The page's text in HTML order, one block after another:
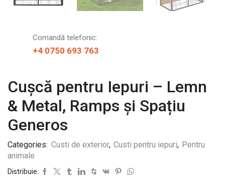
Comandă telefonic:
+4 0750 693 763
Cușcă pentru Iepuri – Lemn
& Metal, Ramps și Spațiu
Generos
Categories: Custi de exterior, Custi pentru iepuri, Pentru
animale
Distribuie: